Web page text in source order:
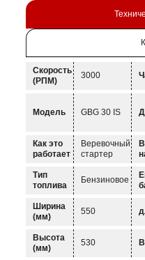
Скорость
(РПМ)
3000
Модель GBG 30 IS
Как это
работает
Веревочный
стартер
Тип
топлива
Бензиновое
Ширинa
(мм)
550
Высота
(мм)
530